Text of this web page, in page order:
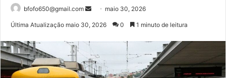
bfofo650@gmail.com
Mandemaio 30, 2026
Última Atualização maio 30, 2026 0 1 minuto de leitura